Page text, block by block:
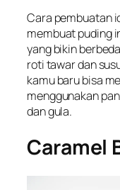
Cara pembuatan
membuat puding
yang bikin
roti tawar dan
kamu baru bisa
menggunakan
dan gula.
Caramel